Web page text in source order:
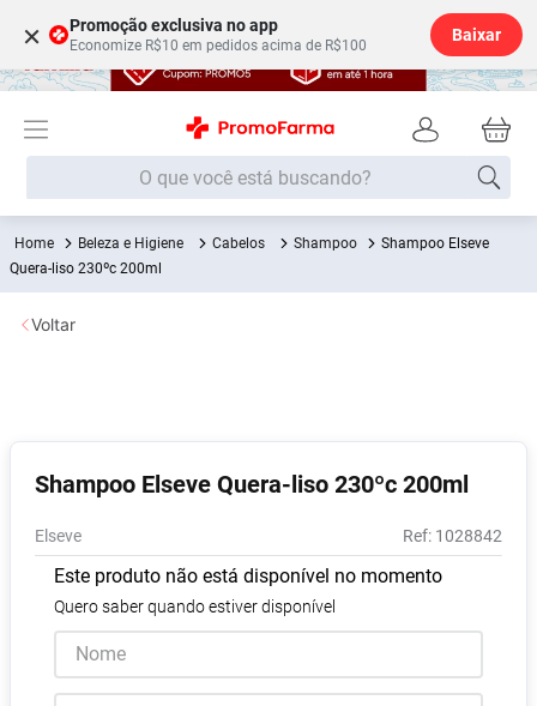
× Promoção exclusiva no app
Economize R$10 em pedidos acima de R$100
Baixar
O que você está buscando?
Beleza e Higiene Cabelos Shampoo
Shampoo Elseve
Quera-liso 230ºc 200ml
Shampoo Elseve Quera-liso 230ºc 200ml
Elseve : 1028842
Este produto não está disponível no momento
Quero saber quando estiver disponível
Voltar
Termos mais buscados
1º Fralda
2
6º Shampoo
7
8 Absorvente
9º Lavitan
10 º